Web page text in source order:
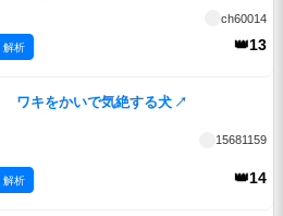
ch60014
👑13
解析
キをかいで気絶する犬 ↗
15681159
👑14
解析